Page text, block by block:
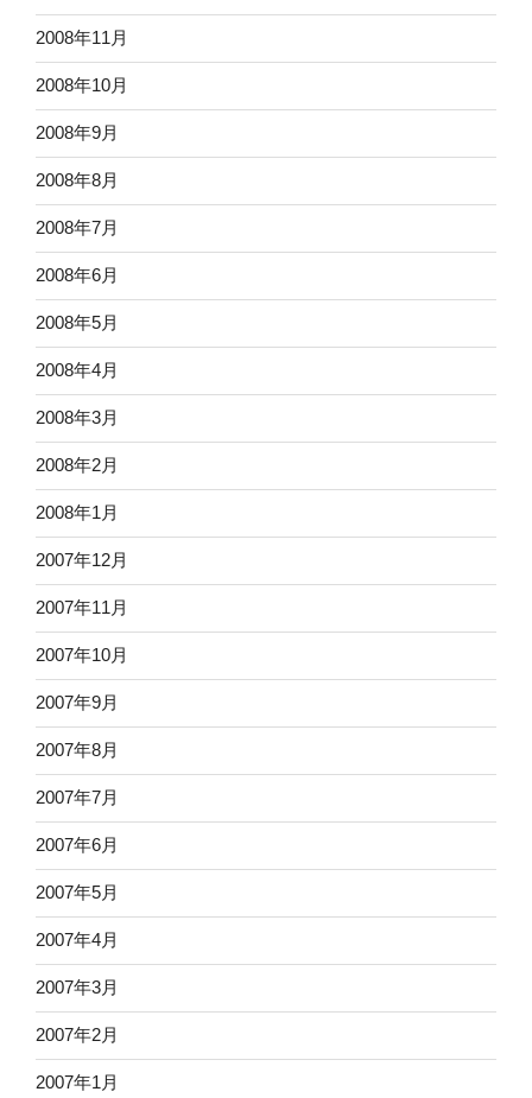
2008年11月
2008年10月
2008年9月
2008年8月
2008年7月
2008年6月
2008年5月
2008年4月
2008年3月
2008年2月
2008年1月
2007年12月
2007年11月
2007年10月
2007年9月
2007年8月
2007年7月
2007年6月
2007年5月
2007年4月
2007年3月
2007年2月
2007年1月